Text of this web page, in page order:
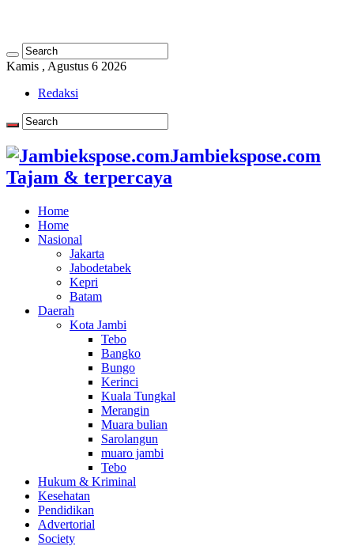
Kamis , Agustus 6 2026
Redaksi
Jambiekspose.com
Tajam & terpercaya
Home
Home
Nasional
Jakarta
Jabodetabek
Kepri
Batam
Daerah
Kota Jambi
Tebo
Bangko
Bungo
Kerinci
Kuala Tungkal
Merangin
Muara bulian
Sarolangun
muaro jambi
Tebo
Hukum & Kriminal
Kesehatan
Pendidikan
Advertorial
Society